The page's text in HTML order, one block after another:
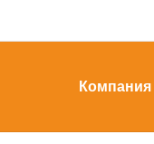
Компания